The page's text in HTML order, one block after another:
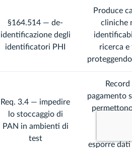
§164.514 — de-
identificazione degli
identificatori PHI
Produce
cliniche
ricerca e
Req. 3.4 — impedire
lo stoccaggio di
PAN in ambienti di
test
pagamento
esporre dati